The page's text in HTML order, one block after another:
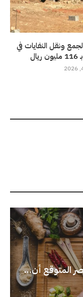
ونقل النفايات في
المتوقع أن...